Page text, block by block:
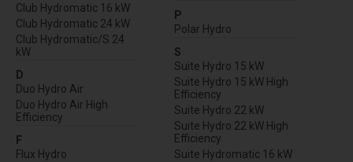
Club Hydromatic 16 kW
Club Hydromatic 24 kW
Club Hydromatic/S 24
kW
D
Duo Hydro Air
Duo Hydro Air High
Efficiency
F
Flux Hydro
P
Polar Hydro
S
Suite Hydro 15 kW
Suite Hydro 15 kW High
Efficiency
Suite Hydro 22 kW
Suite Hydro 22 kW High
Efficiency
Suite Hydromatic 16 kW